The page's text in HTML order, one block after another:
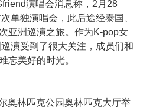
演唱会消息称，2月28
单独演唱会，此后途经泰国、
亚洲巡演之旅。作为K-pop女
演受到了很大关注，成员们和
忘美好的时光。
奥林匹克公园奥林匹克大厅举